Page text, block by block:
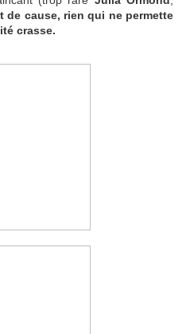
de cause, rien qui ne permette
crasse.